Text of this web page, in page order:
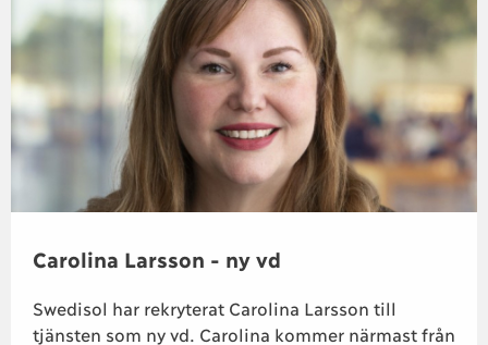
Carolina Larsson - ny vd
Swedisol har rekryterat Carolina Larsson till
tjänsten som ny vd. Carolina kommer närmast från